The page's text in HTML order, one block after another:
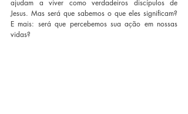
ajudam a viver como verdadeiros discípulos de
Jesus. Mas será que sabemos o que eles significam?
E mais: será que percebemos sua ação em nossas
vidas?